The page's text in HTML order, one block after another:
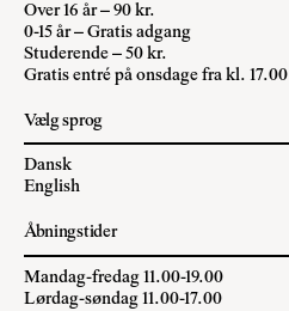
Over 16 år – 90 kr.
0-15 år – Gratis adgang
Studerende – 50 kr.
Gratis entré på onsdage fra kl. 17.00
Vælg sprog
Dansk
English
Åbningstider
Mandag-fredag 11.00-19.00
Lørdag-søndag 11.00-17.00